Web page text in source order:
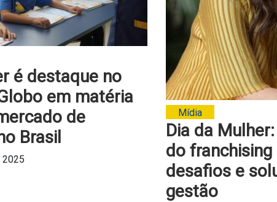
é destaque no
em matéria
de
Brasil
2025
Mídia
Dia da
do
desafios e
gestão